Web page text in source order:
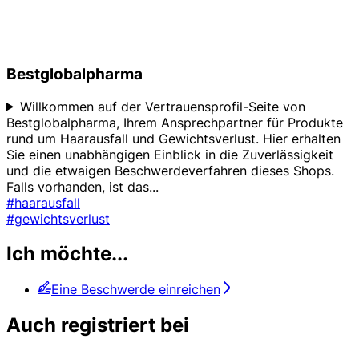
Bestglobalpharma
Willkommen auf der Vertrauensprofil-Seite von
Bestglobalpharma, Ihrem Ansprechpartner für Produkte
rund um Haarausfall und Gewichtsverlust. Hier erhalten
Sie einen unabhängigen Einblick in die Zuverlässigkeit
und die etwaigen Beschwerdeverfahren dieses Shops.
Falls vorhanden, ist das...
#haarausfall
#gewichtsverlust
Ich möchte...
Eine Beschwerde einreichen
Auch registriert bei